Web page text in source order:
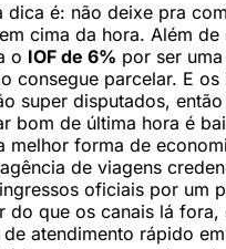
dica é: não deixe pra
cima da hora. Além
o IOF de 6% por ser
consegue parcelar. E os
super disputados,
bom de última hora é
melhor forma de
de viagens
oficiais por um
do que os canais lá fora,
atendimento rápido